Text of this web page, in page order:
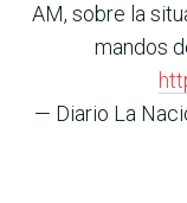
AM, sobre la
mandos
— Diario La